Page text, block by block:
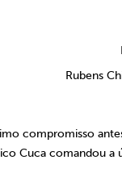
Rubens
compromisso
Cuca comandou